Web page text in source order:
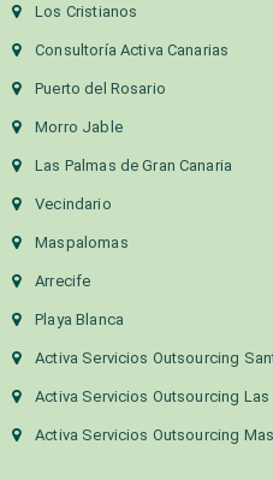
Los Cristianos
Consultoría Activa Canarias
Puerto del Rosario
Morro Jable
Las Palmas de Gran Canaria
Vecindario
Maspalomas
Arrecife
Playa Blanca
Activa Servicios Outsourcing
Activa Servicios Outsourcing Las
Activa Servicios Outsourcing